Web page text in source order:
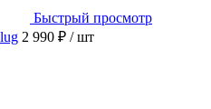
Быстрый просмотр
2 990 ₽ / шт